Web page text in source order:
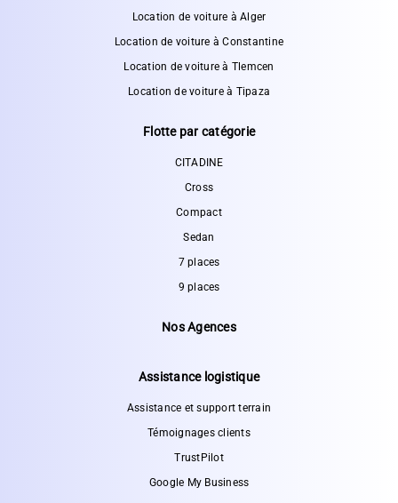
Location de voiture à Alger
Location de voiture à Constantine
Location de voiture à Tlemcen
Location de voiture à Tipaza
Flotte par catégorie
CITADINE
Cross
Compact
Sedan
7 places
9 places
Nos Agences
Assistance logistique
Assistance et support terrain
Témoignages clients
TrustPilot
Google My Business